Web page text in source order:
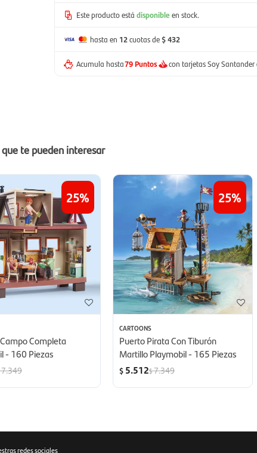
Este producto está disponible en stock.
hasta en 12cuotas de$ 432
Acumula hasta79 Puntos con tarjetas Soy
te pueden interesar
25
Completa
- 160 Piezas
7.349
25
CARTOONS
Puerto Pirata Con Tiburón
Martillo Playmobil - 165 Piezas
$ 5.512$7.349
redes sociales